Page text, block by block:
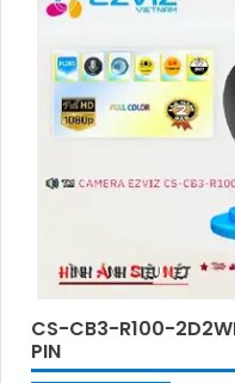
CS-CB3-R100-
PIN